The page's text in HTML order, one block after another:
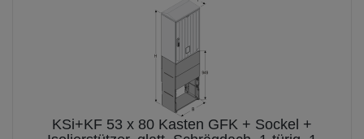
KSi+KF 53 x 80 Kasten GFK + Sockel +